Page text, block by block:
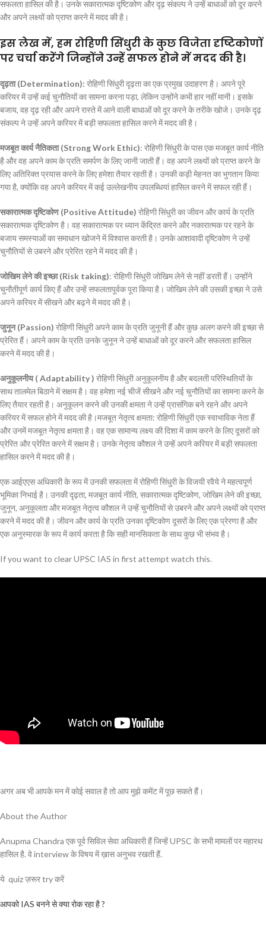
सफलता हासिल की है। उनके सकारात्मक दृष्टिकोण और दृढ़ संकल्प ने उन्हें बाधाओं को दूर करने
और अपने लक्ष्यों को प्राप्त करने में मदद की है।
इस लेख में, हम रोहिणी सिंधुरी के कुछ विजेता दृष्टिकोणों
पर चर्चा करेंगे जिन्होंने उन्हें सफल होने में मदद की है।
दृढ़ता (Determination): रोहिणी सिंधुरी दृढ़ता का एक प्रमुख उदाहरण है। अपने पूरे
करियर में उन्हें कई चुनौतियों का सामना करना पड़ा, लेकिन उन्होंने कभी हार नहीं मानी। इसके
बजाय, वह दृढ़ रही और अपने रास्ते में आने वाली बाधाओं को दूर करने के तरीके खोजे। उनके दृढ़
संकल्प ने उन्हें अपने करियर में बड़ी सफलता हासिल करने में मदद की है।
मजबूत कार्य नैतिकता (Strong Work Ethic): रोहिणी सिंधुरी के पास एक मजबूत कार्य नीति
है और वह अपने काम के प्रति समर्पण के लिए जानी जाती हैं। वह अपने लक्ष्यों को प्राप्त करने के
लिए अतिरिक्त प्रयास करने के लिए हमेशा तैयार रहती है। उनकी कड़ी मेहनत का भुगतान किया
गया है, क्योंकि वह अपने करियर में कई उल्लेखनीय उपलब्धियां हासिल करने में सफल रही हैं।
सकारात्मक दृष्टिकोण (Positive Attitude) रोहिणी सिंधुरी का जीवन और कार्य के प्रति
सकारात्मक दृष्टिकोण है। वह सकारात्मक पर ध्यान केंद्रित करने और नकारात्मक पर रहने के
बजाय समस्याओं का समाधान खोजने में विश्वास करती है। उनके आशावादी दृष्टिकोण ने उन्हें
चुनौतियों से उबरने और प्रेरित रहने में मदद की है।
जोखिम लेने की इच्छा (Risk taking): रोहिणी सिंधुरी जोखिम लेने से नहीं डरती हैं। उन्होंने
चुनौतीपूर्ण कार्य किए हैं और उन्हें सफलतापूर्वक पूरा किया है। जोखिम लेने की उसकी इच्छा ने उसे
अपने करियर में सीखने और बढ़ने में मदद की है।
जुनून (Passion) रोहिणी सिंधुरी अपने काम के प्रति जुनूनी हैं और कुछ अलग करने की इच्छा से
प्रेरित हैं। अपने काम के प्रति उनके जुनून ने उन्हें बाधाओं को दूर करने और सफलता हासिल
करने में मदद की है।
अनुकूलनीय ( Adaptability ) रोहिणी सिंधुरी अनुकूलनीय है और बदलती परिस्थितियों के
साथ तालमेल बिठाने में सक्षम है। वह हमेशा नई चीजें सीखने और नई चुनौतियों का सामना करने के
लिए तैयार रहती है। अनुकूलन करने की उनकी क्षमता ने उन्हें प्रासंगिक बने रहने और अपने
करियर में सफल होने में मदद की है।मजबूत नेतृत्व क्षमता: रोहिणी सिंधुरी एक स्वाभाविक नेता हैं
और उनमें मजबूत नेतृत्व क्षमता है। वह एक सामान्य लक्ष्य की दिशा में काम करने के लिए दूसरों को
प्रेरित और प्रेरित करने में सक्षम है। उनके नेतृत्व कौशल ने उन्हें अपने करियर में बड़ी सफलता
हासिल करने में मदद की है।
एक आईएएस अधिकारी के रूप में उनकी सफलता में रोहिणी सिंधुरी के विजयी रवैये ने महत्वपूर्ण
भूमिका निभाई है। उनकी दृढ़ता, मजबूत कार्य नीति, सकारात्मक दृष्टिकोण, जोखिम लेने की इच्छा,
जुनून, अनुकूलता और मजबूत नेतृत्व कौशल ने उन्हें चुनौतियों से उबरने और अपने लक्ष्यों को प्राप्त
करने में मदद की है। जीवन और कार्य के प्रति उनका दृष्टिकोण दूसरों के लिए एक प्रेरणा है और
एक अनुस्मारक के रूप में कार्य करता है कि सही मानसिकता के साथ कुछ भी संभव है।
If you want to clear UPSC IAS in first attempt watch this.
अगर अब भी आपके मन में कोई सवाल है तो आप मुझे कमेंट में पूछ सकते हैं।
About the Author
Anupma Chandra एक पूर्व सिविल सेवा अधिकारी हैं जिन्हें UPSC के सभी मामलों पर महारथ
हासिल है. वे interview के विषय में ख़ास अनुभव रखती हैं.
ये quiz ज़रूर try करें
आपको IAS बनने से क्या रोक रहा है ?